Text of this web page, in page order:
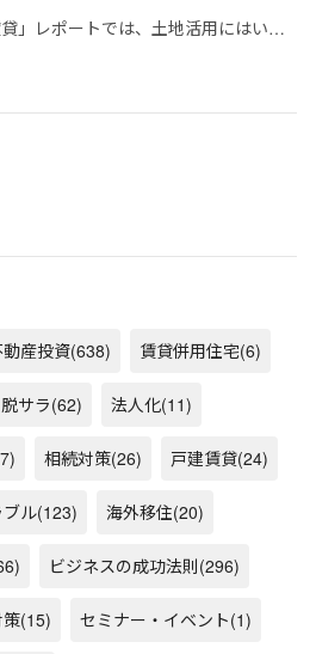
」レポートでは、土地活用にはいろ
産投資(638) 賃貸併用住宅(6)
サラ(62) 法人化(11)
相続対策(26) 戸建賃貸(24)
ル(123) 海外移住(20)
ビジネスの成功法則(296)
(15) セミナー・イベント(1)